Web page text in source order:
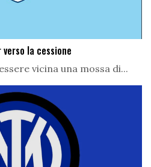
la cessione
vicina una mossa di...